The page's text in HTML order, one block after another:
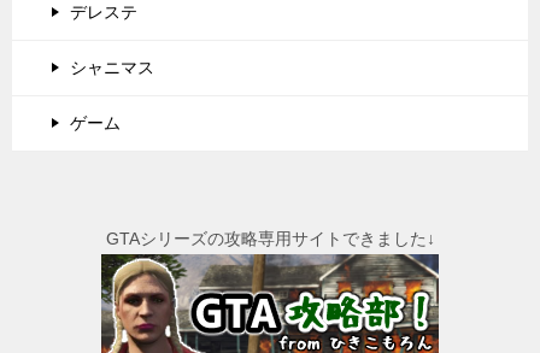
デレステ
シャニマス
ゲーム
GTAシリーズの攻略専用サイトできました↓